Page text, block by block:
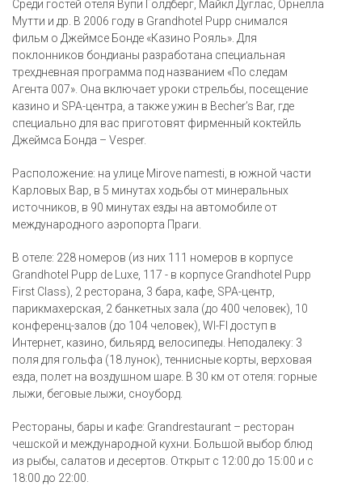
Среди гостей отеля Вупи Голдберг, Майкл Дуглас, Орнелла
Мутти и др. В 2006 году в Grandhotel Pupp снимался
фильм о Джеймсе Бонде «Казино Рояль». Для
поклонников бондианы разработана специальная
трехдневная программа под названием «По следам
Агента 007». Она включает уроки стрельбы, посещение
казино и SPA-центра, а также ужин в Becher’s Bar, где
специально для вас приготовят фирменный коктейль
Джеймса Бонда – Vesper.
Расположение: на улице Mirove namesti, в южной части
Карловых Вар, в 5 минутах ходьбы от минеральных
источников, в 90 минутах езды на автомобиле от
международного аэропорта Праги.
В отеле: 228 номеров (из них 111 номеров в корпусе
Grandhotel Pupp de Luxe, 117 - в корпусе Grandhotel Pupp
First Class), 2 ресторана, 3 бара, кафе, SPA-центр,
парикмахерская, 2 банкетных зала (до 400 человек), 10
конференц-залов (до 104 человек), WI-FI доступ в
Интернет, казино, бильярд, велосипеды. Неподалеку: 3
поля для гольфа (18 лунок), теннисные корты, верховая
езда, полет на воздушном шаре. В 30 км от отеля: горные
лыжи, беговые лыжи, сноуборд.
Рестораны, бары и кафе: Grandrestaurant – ресторан
чешской и международной кухни. Большой выбор блюд
из рыбы, салатов и десертов. Открыт с 12:00 до 15:00 и с
18:00 до 22:00.